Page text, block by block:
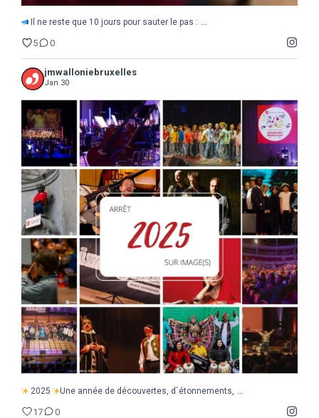
Il ne reste que 10 jours pour sauter le pas : ...
5 0
jmwalloniebruxelles
Jan 30
2025 Une année de découvertes, d`étonnements, ...
2025 Une année de découvertes, d`étonnements, ...
17 0